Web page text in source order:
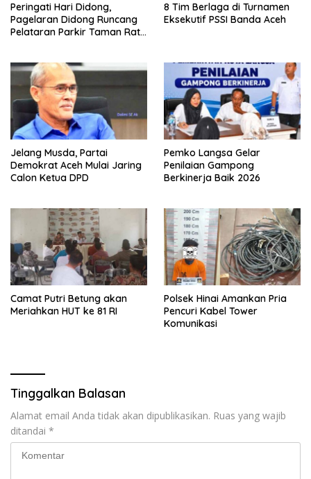
Peringati Hari Didong,
Pagelaran Didong Runcang
Pelataran Parkir Taman Ratu
8 Tim Berlaga di Turnamen
Eksekutif PSSI Banda Aceh
Jelang Musda, Partai
Demokrat Aceh Mulai Jaring
Calon Ketua DPD
Pemko Langsa Gelar
Penilaian Gampong
Berkinerja Baik 2026
Camat Putri Betung akan
Meriahkan HUT ke 81 RI
Polsek Hinai Amankan Pria
Pencuri Kabel Tower
Komunikasi
Tinggalkan Balasan
Alamat email Anda tidak akan dipublikasikan. Ruas yang wajib
ditandai *